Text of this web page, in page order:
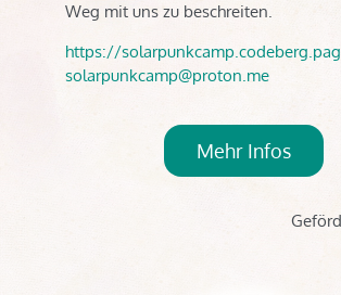
Weg mit uns zu beschreiten.
https://
solarpunkcamp@proton.me
Mehr Infos